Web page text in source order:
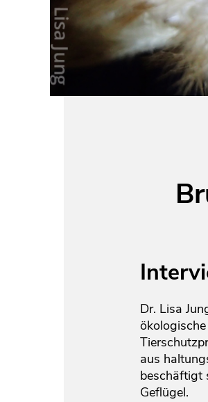
Dr. Lisa
aus
beschäftigt
Geflügel.